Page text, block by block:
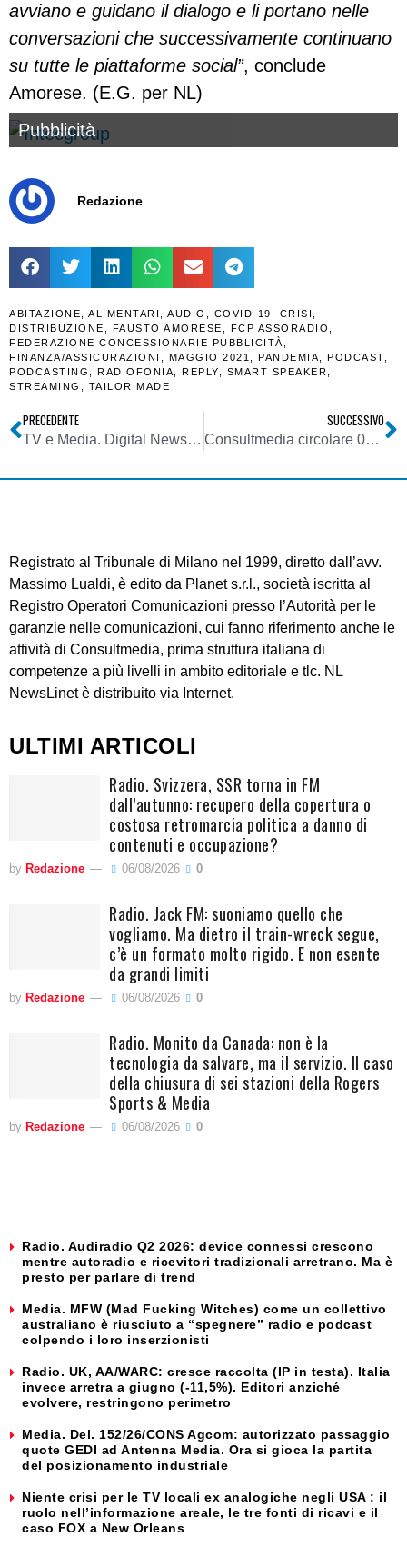
avviano e guidano il dialogo e li portano nelle
conversazioni che successivamente continuano
su tutte le piattaforme social”, conclude
Amorese. (E.G. per NL)
Pubblicità
Redazione
ABITAZIONE ALIMENTARI AUDIO COVID-19 CRISI
DISTRIBUZIONE
FAUSTO AMORESE FCP ASSORADIO
FEDERAZIONE CONCESSIONARIE PUBBLICITÀ
FINANZA/ASSICURAZIONI
MAGGIO 2021 PANDEMIA PODCAST
PODCASTING
RADIOFONIA REPLY SMART SPEAKER
STREAMING
TAILOR MADE
PRECEDENTE
TV e Media. Digital News Report 2021: Tgcom24 è il sito di informazione più visitato, ma sulla Tv lineare il primato resta di Rai.
SUCCESSIVO
Consultmedia circolare 02072021 su Informativa Economica di Sistema Agcom anno 2021
Registrato al Tribunale di Milano nel 1999, diretto dall’avv.
Massimo Lualdi, è edito da Planet s.r.l., società iscritta al
Registro Operatori Comunicazioni presso l’Autorità per le
garanzie nelle comunicazioni, cui fanno riferimento anche le
attività di Consultmedia, prima struttura italiana di
competenze a più livelli in ambito editoriale e tlc. NL
NewsLinet è distribuito via Internet.
ULTIMI ARTICOLI
Radio. Svizzera, SSR torna in FM
dall’autunno: recupero della copertura o
costosa retromarcia politica a danno di
contenuti e occupazione?
by Redazione 06/08/2026 0
Radio. Jack FM: suoniamo quello che
vogliamo. Ma dietro il train-wreck segue,
c’è un formato molto rigido. E non esente
da grandi limiti
by Redazione 06/08/2026 0
Radio. Monito da Canada: non è la
tecnologia da salvare, ma il servizio. Il caso
della chiusura di sei stazioni della Rogers
Sports & Media
by Redazione 06/08/2026 0
Radio. Audiradio Q2 2026: device connessi crescono
mentre autoradio e ricevitori tradizionali arretrano. Ma è
presto per parlare di trend
Media. MFW (Mad Fucking Witches) come un collettivo
australiano è riusciuto a “spegnere” radio e podcast
colpendo i loro inserzionisti
Radio. UK, AA/WARC: cresce raccolta (IP in testa). Italia
invece arretra a giugno (-11,5%). Editori anziché
evolvere, restringono perimetro
Media. Del. 152/26/CONS Agcom: autorizzato passaggio
quote GEDI ad Antenna Media. Ora si gioca la partita
del posizionamento industriale
Niente crisi per le TV locali ex analogiche negli USA : il
ruolo nell’informazione areale, le tre fonti di ricavi e il
caso FOX a New Orleans